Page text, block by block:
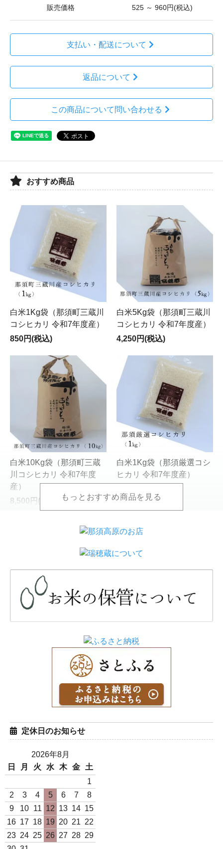
販売価格 525 ～ 960円(税込)
支払い・配送について
返品について
この商品について問い合わせる
おすすめ商品
白米1Kg袋（那須町三蔵川
コシヒカリ 令和7年度産）
850円(税込)
白米5Kg袋（那須町三蔵川
コシヒカリ 令和7年度産）
4,250円(税込)
白米10Kg袋（那須町三蔵
川コシヒカリ 令和7年度
産）
8,500円(税込)
白米1Kg袋（那須厳選コシ
ヒカリ 令和7年度産）
白米5Kg袋（那須厳選コシ
ヒカリ 令和7年度産）
4,450円(税込)
白米10Kg袋（那須厳選コ
シヒカリ 令和7年度産）
白米1Kg袋（日本一のコシ
ヒカリ 令和7年度産）
980円(税込)
定休日のお知らせ
2026年8月
日
月 火 水 木 金
土
1
2
3 4 5 6 7
8
9
10 11 12 13 14 15
16 17 18 19 20 21 22
23 24 25 26 27 28 29